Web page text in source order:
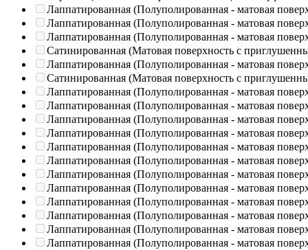
Лаппатированная (Полуполированная - матовая
Лаппатированная (Полуполированная - матовая
Лаппатированная (Полуполированная - матовая
Сатинированная (Матовая поверхность с
Лаппатированная (Полуполированная - матовая
Сатинированная (Матовая поверхность с
Лаппатированная (Полуполированная - матовая
Лаппатированная (Полуполированная - матовая
Лаппатированная (Полуполированная - матовая
Лаппатированная (Полуполированная - матовая
Лаппатированная (Полуполированная - матовая
Лаппатированная (Полуполированная - матовая
Лаппатированная (Полуполированная - матовая
Лаппатированная (Полуполированная - матовая
Лаппатированная (Полуполированная - матовая
Лаппатированная (Полуполированная - матовая
Лаппатированная (Полуполированная - матовая
Лаппатированная (Полуполированная - матовая